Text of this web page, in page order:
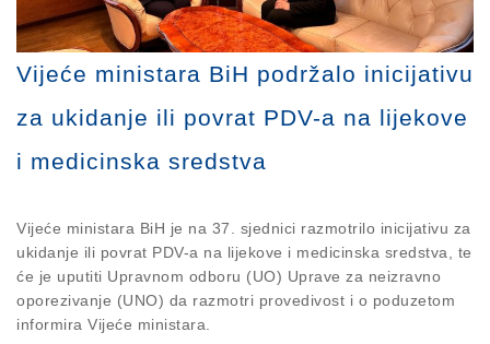
Vijeće ministara BiH podržalo inicijativu
za ukidanje ili povrat PDV-a na lijekove
i medicinska sredstva
Vijeće ministara BiH je na 37. sjednici razmotrilo inicijativu za
ukidanje ili povrat PDV-a na lijekove i medicinska sredstva, te
će je uputiti Upravnom odboru (UO) Uprave za neizravno
oporezivanje (UNO) da razmotri provedivost i o poduzetom
informira Vijeće ministara.